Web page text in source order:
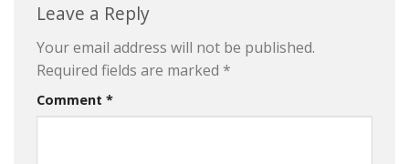
Leave a Reply
Your email address will not be published.
Required fields are marked *
Comment *